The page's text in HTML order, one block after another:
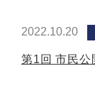
2022.10.20
第1回 市民公